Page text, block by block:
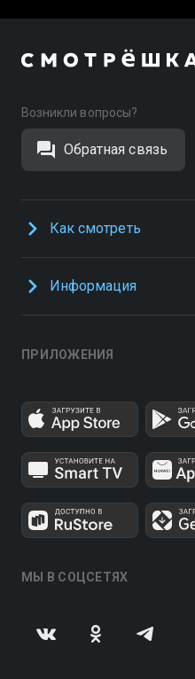
Возникли вопросы?
Обратная связь
Как смотреть
Информация
ПРИЛОЖЕНИЯ
МЫ В СОЦСЕТЯХ